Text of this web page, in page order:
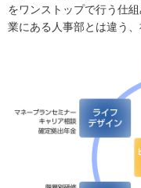
をワンストップで行う仕
業にある人事部とは違う